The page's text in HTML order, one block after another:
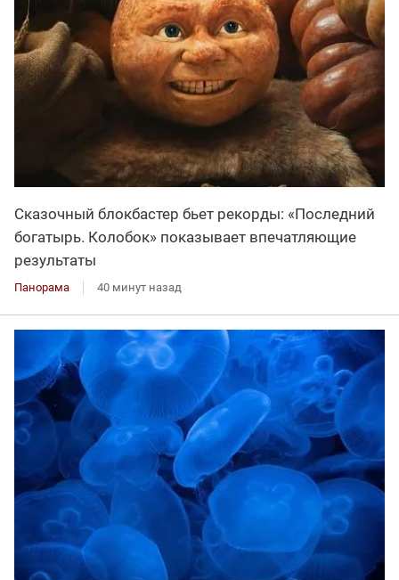
Сказочный блокбастер бьет рекорды: «Последний
богатырь. Колобок» показывает впечатляющие
результаты
Панорама 40 минут назад